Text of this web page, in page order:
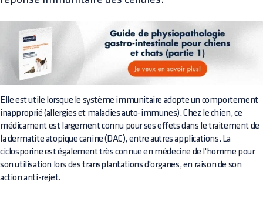
Elle est utile lorsque le système immunitaire adopte un comportement
inapproprié (allergies et maladies auto-immunes). Chez le chien, ce
médicament est largement connu pour ses effets dans le traitement de
la dermatite atopique canine (DAC), entre autres applications. La
ciclosporine est également très connue en médecine de l'homme pour
son utilisation lors des transplantations d'organes, en raison de son
action anti-rejet.